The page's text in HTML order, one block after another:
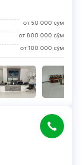
от 50 000 сўм
от 800 000 сўм
от 100 000 сўм